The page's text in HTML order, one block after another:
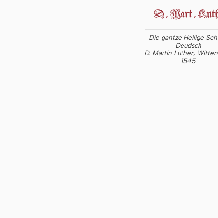
Die gantze Heilige
Deudsch
D. Martin Luther,
1545